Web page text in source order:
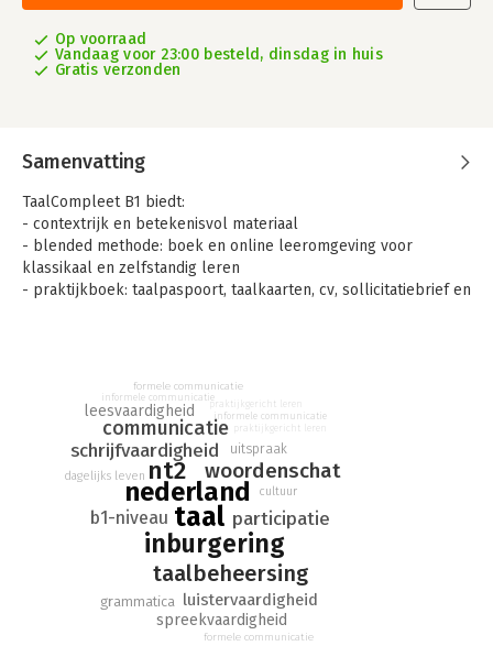
Op voorraad
Vandaag voor 23:00 besteld, dinsdag in huis
Gratis verzonden
Samenvatting
TaalCompleet B1 biedt:
- contextrijk en betekenisvol materiaal
- blended methode: boek en online leeromgeving voor
klassikaal en zelfstandig leren
- praktijkboek: taalpaspoort, taalkaarten, cv, sollicitatiebrief en
- opbouw volgens ABCD-model van Neuner
- opbouw volgens VUT-model voor praktijkopdrachten
- uitspraak en verstavaardigheid
- leerstrategieën en zelfreflectie
- leerstofafhankelijke toets per thema
- verspreid door de methode vier toetsen (per toets alle
vaardigheden)
- uitgebreide docentenhandleiding met werkbladen, extra
lesideeën, antwoordmodel en tips voor differentiatie
taal
nederland
inburgering
nt2
taalbeheersing
schrijfvaardigheid
communicatie
woordenschat
luistervaardigheid
b1-niveau participatie
spreekvaardigheid
leesvaardigheid
uitspraak
grammatica
cultuur
dagelijks leven
informele communicatie
formele communicatie
praktijkgericht leren
informele communicatie
formele communicatie
praktijkgericht leren